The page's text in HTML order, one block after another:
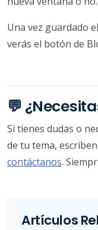
Una vez guardado
verás el botón de
💬
Si tienes dudas o
de tu tema,
contáctanos.
Artículos